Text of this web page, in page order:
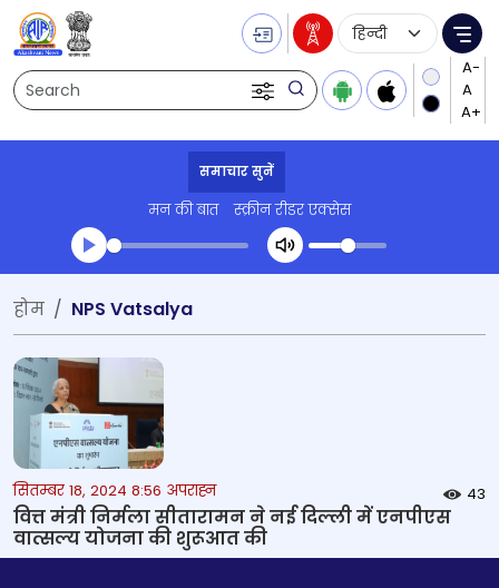
Search
Language
समाचार सुनें
मन की बात स्क्रीन रीडर एक्सेस
Transcript summary
होम NPS Vatsalya
सितम्बर 18, 2024 8:56 अपराह्न 43
वित्त मंत्री निर्मला सीतारामन ने नई दिल्ली में एनपीएस
वात्सल्य योजना की शुरूआत की